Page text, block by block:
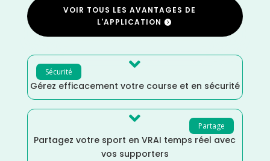
VOIR TOUS LES AVANTAGES DE
L'APPLICATION
Sécurité 
Gérez efficacement votre course et en sécurité
Partage

Partagez votre sport en VRAI temps réel avec
vos supporters